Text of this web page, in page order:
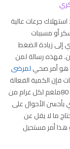
جرعات عالية
أو مسببات
إلى زيادة الضغط
فهذه رسالة لمن
هو أمر صحيلمرضى
فإن الكمية الفعالة
من المادة الفعالة المؤثرة مع تناول السكريات بحدود 80ملغم لكل غرام من
بأحسن الأحوال على
ما لا يقل عن
هذا أمر مستحيل